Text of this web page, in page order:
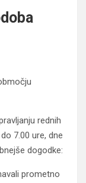
rednih
7.00 ure, dne
dogodke:
prometno